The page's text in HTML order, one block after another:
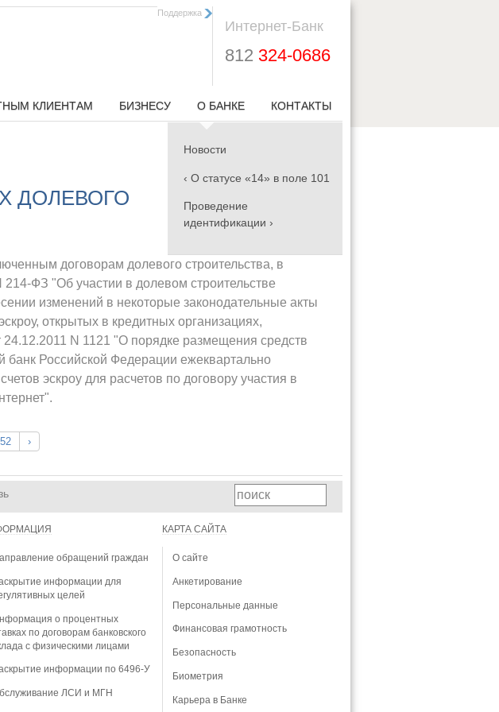
Интернет-Банк
812 324-0686
Поддержка
КЛИЕНТАМ БИЗНЕСУ О БАНКЕ КОНТАКТЫ
Новости
‹ О статусе «14» в поле 101
Проведение
идентификации ›
ДОЛЕВОГО
договорам долевого строительства, в
214-ФЗ "Об участии в долевом строительстве
изменений в некоторые законодательные акты
открытых в кредитных организациях,
N 1121 "О порядке размещения средств
Российской Федерации ежеквартально
эскроу для расчетов по договору участия в
52 ›
обращений граждан
информации для
целей
о процентных
по договорам банковского
с физическими лицами
информации по 6496-У
ЛСИ и МГН
КАРТА САЙТА
О сайте
Анкетирование
Персональные данные
Финансовая грамотность
Безопасность
Биометрия
Карьера в Банке